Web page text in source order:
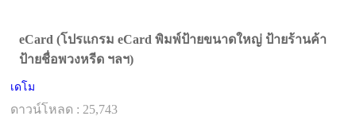
eCard (โปรแกรม eCard พิมพ์ป้ายขนาดใหญ่ ป้ายร้านค้า
ป้ายชื่อพวงหรีด ฯลฯ)
เดโม
ดาวน์โหลด : 25,743